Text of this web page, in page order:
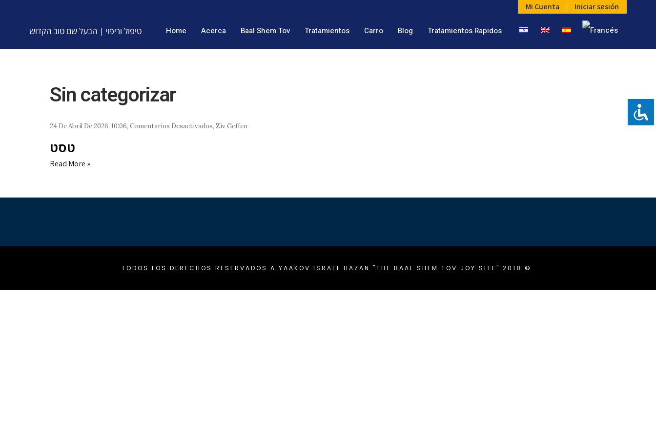
Mi Cuenta | Iniciar sesión
טיפול וריפוי | הבעל שם טוב הקדוש Home Acerca Baal Shem Tov Tratamientos Carro Blog Tratamientos Rapidos
Sin categorizar
24 De Abril De 2026 10:06 Comentarios Desactivados
En
Ziv Geffen
טסט
Read More »
TODOS LOS DERECHOS RESERVADOS A YAAKOV ISRAEL HAZAN "THE BAAL SHEM TOV JOY SITE" 2018 ©